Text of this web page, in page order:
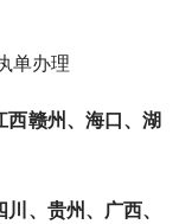
单办理
西赣州、海口、湖
、贵州、广西、